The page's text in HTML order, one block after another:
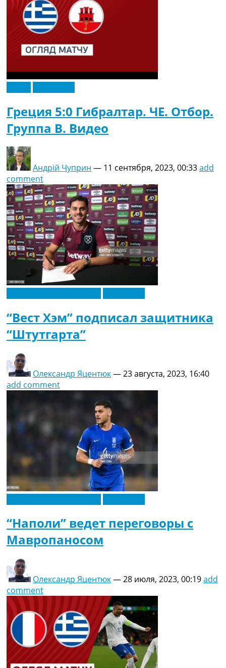
Греция 5:0 Гибралтар. ЧЕ. Отбор.
Группа B. Видео
Андрій Чуприн — 11 сентября, 2023, 00:33add
comment
“Вест Хэм” подписал защитника
“Штутгарта”
Олександр Яцентюк—23 августа, 2023, 16:40
add comment
“Наполи” ведет переговоры с
Мавропаносом
Олександр Яцентюк—28 июля, 2023, 00:19add
comment